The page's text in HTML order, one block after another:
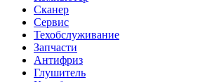
Сканер
Сервис
Техобслуживание
Запчасти
Антифриз
Глушитель